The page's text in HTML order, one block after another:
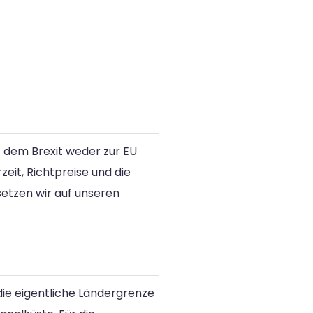
Brexit weder zur EU
Richtpreise und die
wir auf unseren
eigentliche Ländergrenze